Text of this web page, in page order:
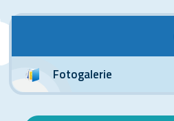
Fotogalerie